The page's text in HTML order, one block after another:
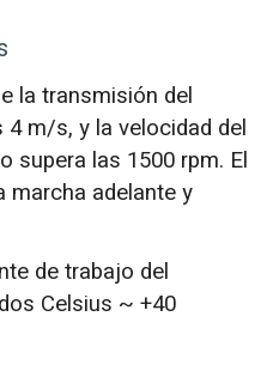
la transmisión del
m/s, y la velocidad del
supera las 1500 rpm. El
marcha adelante y
de trabajo del
Celsius ~ +40